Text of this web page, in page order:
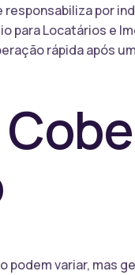
por
para Locatários e
rápida após
podem variar, mas